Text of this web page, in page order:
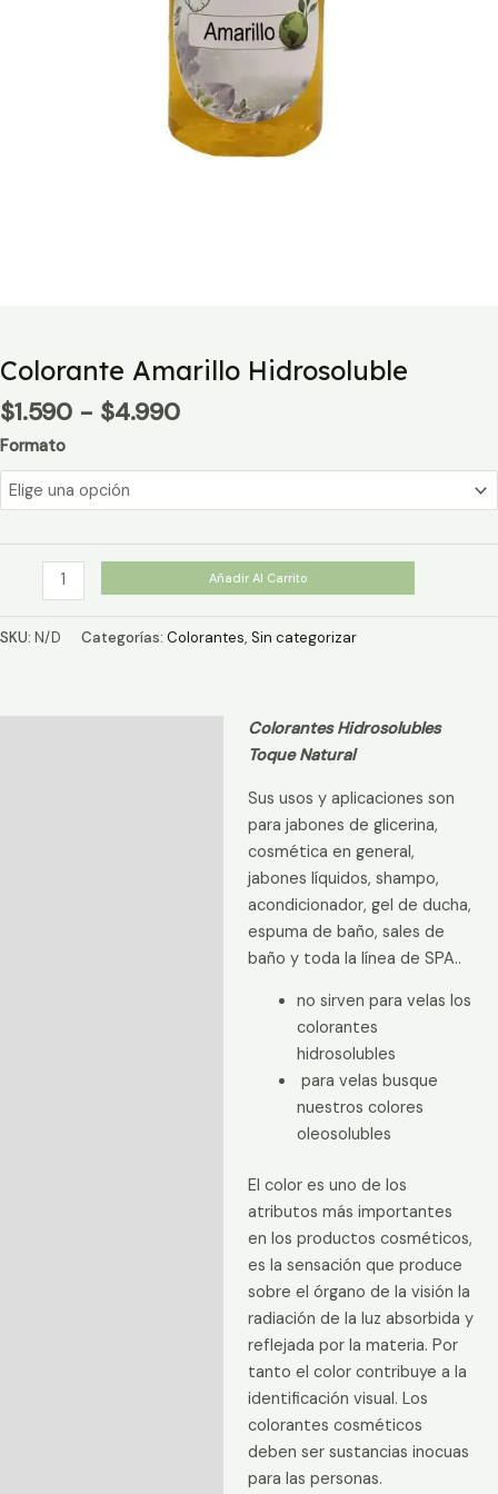
Colorante Amarillo Hidrosoluble
$1.590 - $4.990Rango
precios:
$1.590
hasta
$4.990
Formato
Colorante
Amarillo
Hidrosoluble
Añadir Al Carrito
SKU: N/D Categorías: Colorantes, Sin categorizar
Colorantes Hidrosolubles
Toque Natural
Sus usos y aplicaciones son
para jabones de glicerina,
cosmética en general,
jabones líquidos, shampo,
acondicionador, gel de ducha,
espuma de baño, sales de
baño y toda la línea de SPA..
no sirven para velas los
colorantes
hidrosolubles
para velas busque
nuestros colores
oleosolubles
El color es uno de los
atributos más importantes
en los productos cosméticos,
es la sensación que produce
sobre el órgano de la visión la
radiación de la luz absorbida y
reflejada por la materia. Por
tanto el color contribuye a la
identificación visual. Los
colorantes cosméticos
deben ser sustancias inocuas
para las personas.